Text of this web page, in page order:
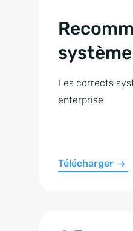
système
Les corrects
enterprise
Télécharger